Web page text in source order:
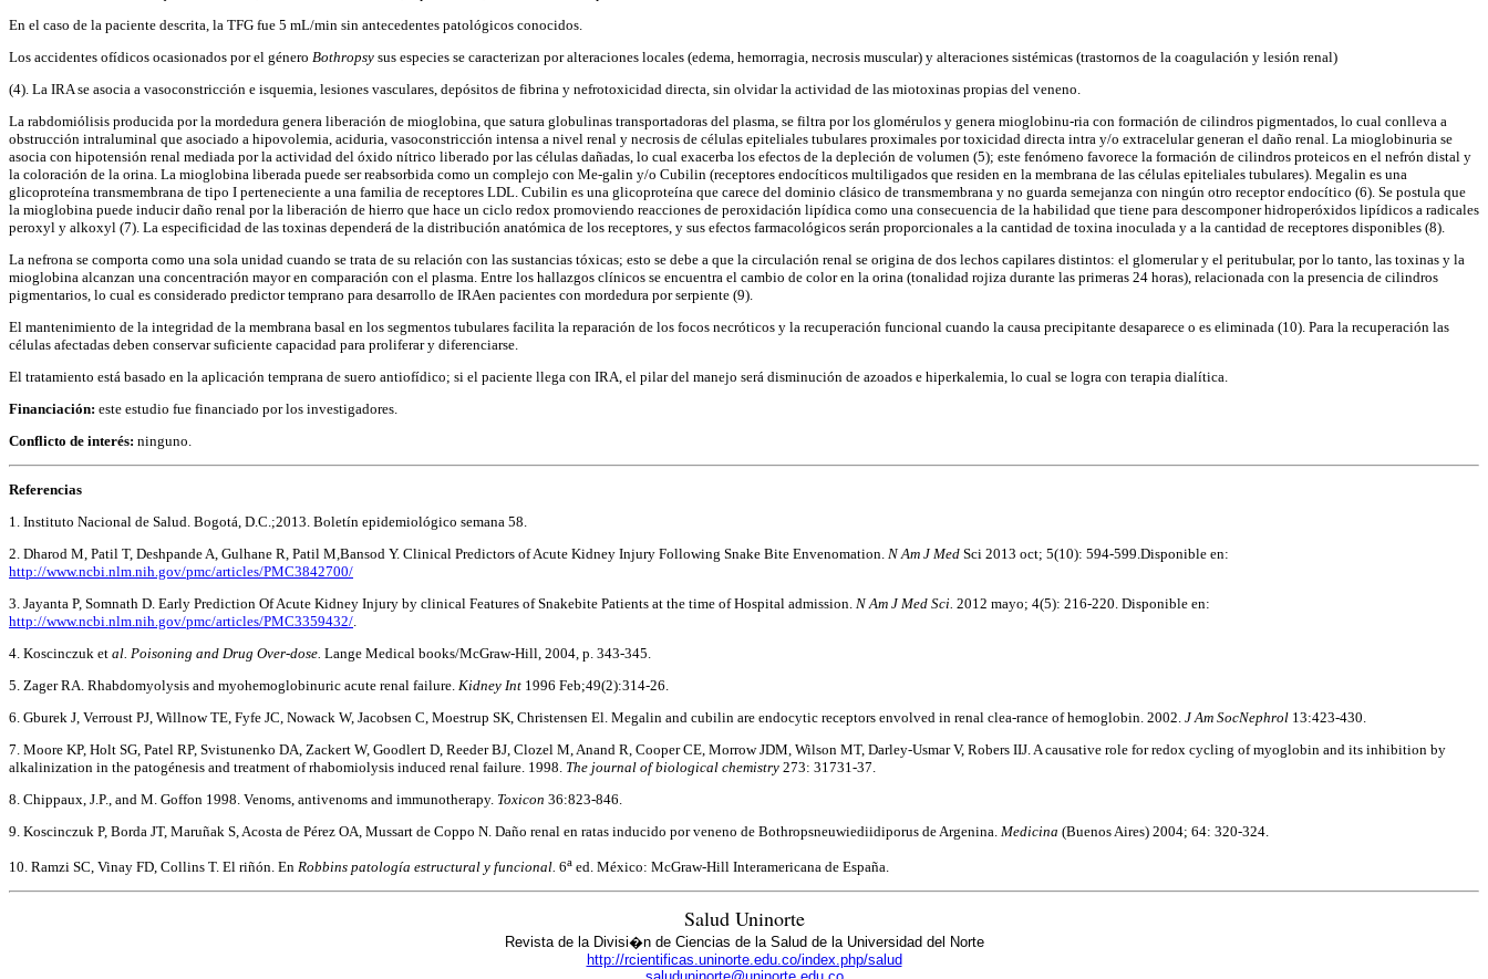
En el caso de la paciente descrita, la TFG fue 5 mL/min sin antecedentes patológicos conocidos.
Los accidentes ofídicos ocasionados por el género Bothropsy sus especies se caracterizan por alteraciones locales (edema, hemorragia, necrosis muscular) y alteraciones sistémicas (trastornos de la coagulación y lesión renal)
(4). La IRA se asocia a vasoconstricción e isquemia, lesiones vasculares, depósitos de fibrina y nefrotoxicidad directa, sin olvidar la actividad de las miotoxinas propias del veneno.
La rabdomiólisis producida por la mordedura genera liberación de mioglobina, que satura globulinas transportadoras del plasma, se filtra por los glomérulos y genera mioglobinu-ria con formación de cilindros pigmentados, lo cual conlleva a
obstrucción intraluminal que asociado a hipovolemia, aciduria, vasoconstricción intensa a nivel renal y necrosis de células epiteliales tubulares proximales por toxicidad directa intra y/o extracelular generan el daño renal. La mioglobinuria se
asocia con hipotensión renal mediada por la actividad del óxido nítrico liberado por las células dañadas, lo cual exacerba los efectos de la depleción de volumen (5); este fenómeno favorece la formación de cilindros proteicos en el nefrón distal y
la coloración de la orina. La mioglobina liberada puede ser reabsorbida como un complejo con Me-galin y/o Cubilin (receptores endocíticos multiligados que residen en la membrana de las células epiteliales tubulares). Megalin es una
glicoproteína transmembrana de tipo I perteneciente a una familia de receptores LDL. Cubilin es una glicoproteína que carece del dominio clásico de transmembrana y no guarda semejanza con ningún otro receptor endocítico (6). Se postula que
la mioglobina puede inducir daño renal por la liberación de hierro que hace un ciclo redox promoviendo reacciones de peroxidación lipídica como una consecuencia de la habilidad que tiene para descomponer hidroperóxidos lipídicos a radicales
peroxyl y alkoxyl (7). La especificidad de las toxinas dependerá de la distribución anatómica de los receptores, y sus efectos farmacológicos serán proporcionales a la cantidad de toxina inoculada y a la cantidad de receptores disponibles (8).
La nefrona se comporta como una sola unidad cuando se trata de su relación con las sustancias tóxicas; esto se debe a que la circulación renal se origina de dos lechos capilares distintos: el glomerular y el peritubular, por lo tanto, las toxinas y la
mioglobina alcanzan una concentración mayor en comparación con el plasma. Entre los hallazgos clínicos se encuentra el cambio de color en la orina (tonalidad rojiza durante las primeras 24 horas), relacionada con la presencia de cilindros
pigmentarios, lo cual es considerado predictor temprano para desarrollo de IRAen pacientes con mordedura por serpiente (9).
El mantenimiento de la integridad de la membrana basal en los segmentos tubulares facilita la reparación de los focos necróticos y la recuperación funcional cuando la causa precipitante desaparece o es eliminada (10). Para la recuperación las
células afectadas deben conservar suficiente capacidad para proliferar y diferenciarse.
El tratamiento está basado en la aplicación temprana de suero antiofídico; si el paciente llega con IRA, el pilar del manejo será disminución de azoados e hiperkalemia, lo cual se logra con terapia dialítica.
Financiación: este estudio fue financiado por los investigadores.
Conflicto de interés: ninguno.
Referencias
1. Instituto Nacional de Salud. Bogotá, D.C.;2013. Boletín epidemiológico semana 58.
2. Dharod M, Patil T, Deshpande A, Gulhane R, Patil M,Bansod Y. Clinical Predictors of Acute Kidney Injury Following Snake Bite Envenomation. N Am J Med Sci 2013 oct; 5(10): 594-599.Disponible en:
http://www.ncbi.nlm.nih.gov/pmc/articles/PMC3842700/
3. Jayanta P, Somnath D. Early Prediction Of Acute Kidney Injury by clinical Features of Snakebite Patients at the time of Hospital admission. N Am J Med Sci. 2012 mayo; 4(5): 216-220. Disponible en:
http://www.ncbi.nlm.nih.gov/pmc/articles/PMC3359432/
4. Koscinczuk et al. Poisoning and Drug Over-dose. Lange Medical books/McGraw-Hill, 2004, p. 343-345.
5. Zager RA. Rhabdomyolysis and myohemoglobinuric acute renal failure. Kidney Int 1996 Feb;49(2):314-26.
6. Gburek J, Verroust PJ, Willnow TE, Fyfe JC, Nowack W, Jacobsen C, Moestrup SK, Christensen El. Megalin and cubilin are endocytic receptors envolved in renal clea-rance of hemoglobin. 2002. J Am SocNephrol 13:423-430.
7. Moore KP, Holt SG, Patel RP, Svistunenko DA, Zackert W, Goodlert D, Reeder BJ, Clozel M, Anand R, Cooper CE, Morrow JDM, Wilson MT, Darley-Usmar V, Robers IIJ. A causative role for redox cycling of myoglobin and its inhibition by
alkalinization in the patogénesis and treatment of rhabomiolysis induced renal failure. 1998. The journal of biological chemistry 273: 31731-37.
8. Chippaux, J.P., and M. Goffon 1998. Venoms, antivenoms and immunotherapy. Toxicon 36:823-846.
9. Koscinczuk P, Borda JT, Maruñak S, Acosta de Pérez OA, Mussart de Coppo N. Daño renal en ratas inducido por veneno de Bothropsneuwiediidiporus de Argenina. Medicina (Buenos Aires) 2004; 64: 320-324.
10. Ramzi SC, Vinay FD, Collins T. El riñón. En Robbins patología estructural y funcional. 6a ed. México: McGraw-Hill Interamericana de España.
Salud Uninorte
Revista de la Divisi�n de Ciencias de la Salud de la Universidad del Norte
http://rcientificas.uninorte.edu.co/index.php/salud